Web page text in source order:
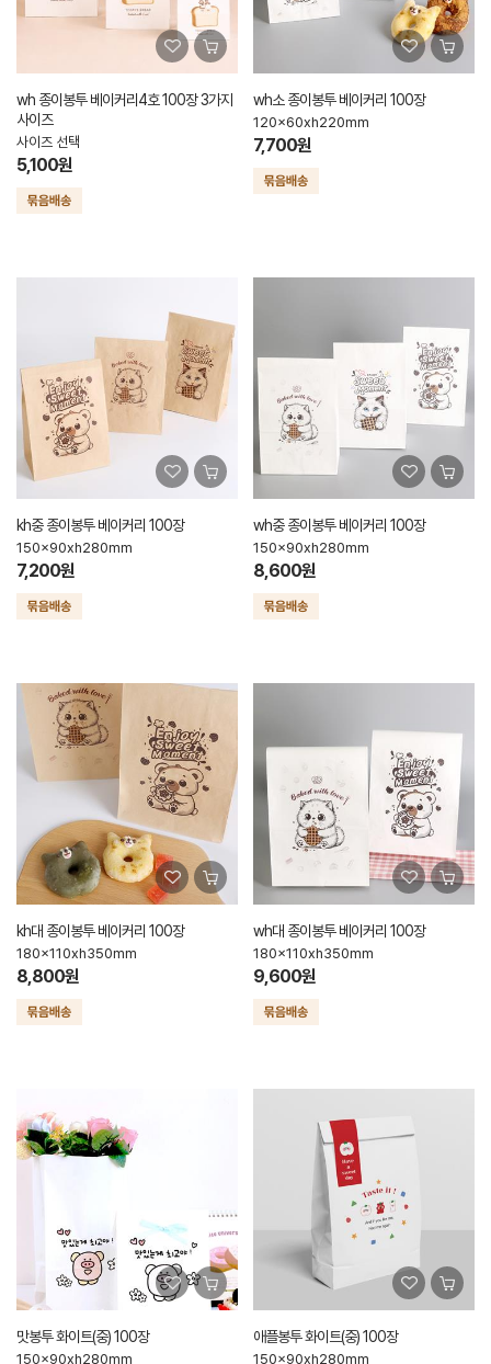
wh 종이봉투 베이커리4호 100장 3가지
사이즈
사이즈 선택
5,100원
wh소 종이봉투 베이커리 100장
120x60xh220mm
7,700원
kh중 종이봉투 베이커리 100장
150x90xh280mm
7,200원
wh중 종이봉투 베이커리 100장
150x90xh280mm
8,600원
kh대 종이봉투 베이커리 100장
180x110xh350mm
8,800원
wh대 종이봉투 베이커리 100장
180x110xh350mm
9,600원
맛봉투 화이트(중) 100장
150x90xh280mm
애플봉투 화이트(중) 100장
150x90xh280mm